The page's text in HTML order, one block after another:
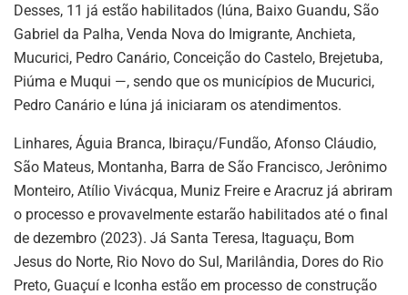
Desses, 11 já estão habilitados (Iúna, Baixo Guandu, São
Gabriel da Palha, Venda Nova do Imigrante, Anchieta,
Mucurici, Pedro Canário, Conceição do Castelo, Brejetuba,
Piúma e Muqui —, sendo que os municípios de Mucurici,
Pedro Canário e Iúna já iniciaram os atendimentos.
Linhares, Águia Branca, Ibiraçu/Fundão, Afonso Cláudio,
São Mateus, Montanha, Barra de São Francisco, Jerônimo
Monteiro, Atílio Vivácqua, Muniz Freire e Aracruz já abriram
o processo e provavelmente estarão habilitados até o final
de dezembro (2023). Já Santa Teresa, Itaguaçu, Bom
Jesus do Norte, Rio Novo do Sul, Marilândia, Dores do Rio
Preto, Guaçuí e Iconha estão em processo de construção